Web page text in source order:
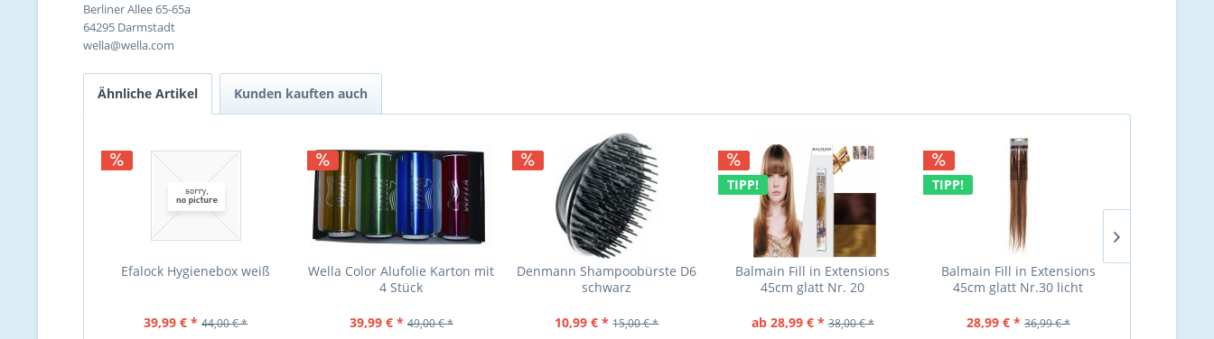
Berliner Allee 65-65a
64295 Darmstadt
wella@wella.com
Ähnliche Artikel Kunden kauften auch
Efalock Hygienebox weiß
39,99 € * 44,00 € *
Wella Color Alufolie Karton mit
4 Stück
39,99 € * 49,00 € *
Denmann Shampoobürste D6
schwarz
10,99 € * 15,00 € *
TIPP!
Balmain Fill in Extensions
45cm glatt Nr. 20
ab 28,99 € * 38,00 € *
TIPP!
Balmain Fill in Extensions
45cm glatt Nr.30 licht
28,99 € * 36,99 € *